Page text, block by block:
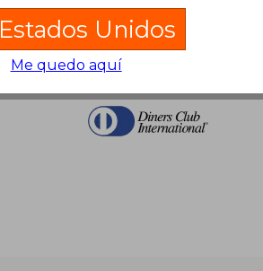
Unidos
Me quedo aquí